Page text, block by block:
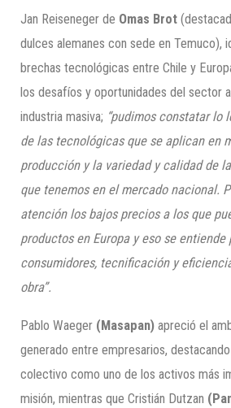
Jan Reiseneger de Omas Brot
dulces alemanes con sede en Temuco),
brechas tecnológicas entre Chile y
los desafíos y oportunidades del sector
industria masiva; “pudimos constatar lo
de las tecnológicas que se aplican en
producción y la variedad y calidad de
que tenemos en el mercado nacional.
atención los bajos precios a los que
productos en Europa y eso se entiende
consumidores, tecnificación y
obra”.
Pablo Waeger (Masapan) apreció el
generado entre empresarios,
colectivo como uno de los activos más
misión, mientras que Cristián Dutzan